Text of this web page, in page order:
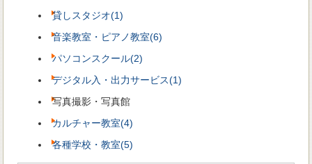
貸しスタジオ(1)
音楽教室・ピアノ教室(6)
パソコンスクール(2)
デジタル入・出力サービス(1)
写真撮影・写真館
カルチャー教室(4)
各種学校・教室(5)